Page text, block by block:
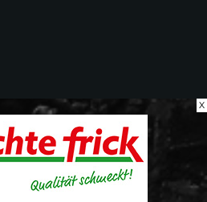
X